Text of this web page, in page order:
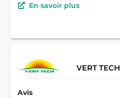
En savoir plus
VERT TECH
Avis